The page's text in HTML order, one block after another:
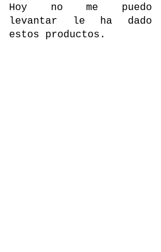
Hoy no me puedo
levantar le ha dado
estos productos.